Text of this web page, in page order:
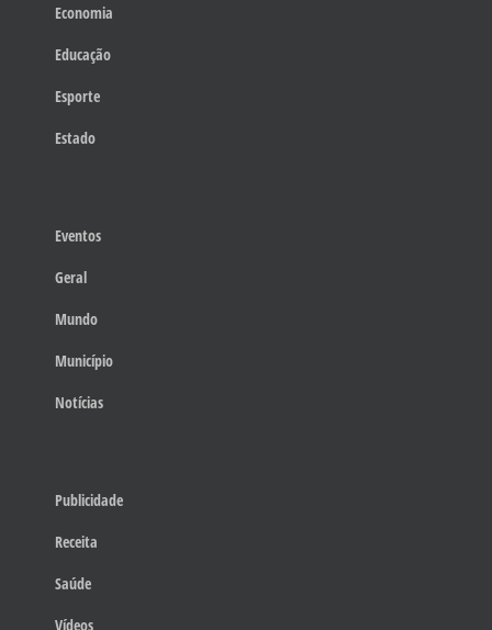
Economia
Educação
Esporte
Estado
Eventos
Geral
Mundo
Município
Notícias
Publicidade
Receita
Saúde
Vídeos